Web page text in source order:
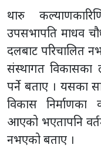
थारु
उपसभापति माधव
दलबाट परिचालित
संस्थागत विकासका
पर्ने बताए । यसका
विकास
आएको भएतापनि
नभएको बताए ।